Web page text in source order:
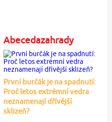
Abecedazahrady
První burčák je na spadnutí:
Proč letos extrémní vedra
neznamenají dřívější
sklizeň?